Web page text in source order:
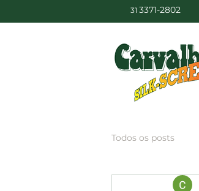
31 3371-2802
Todos os posts